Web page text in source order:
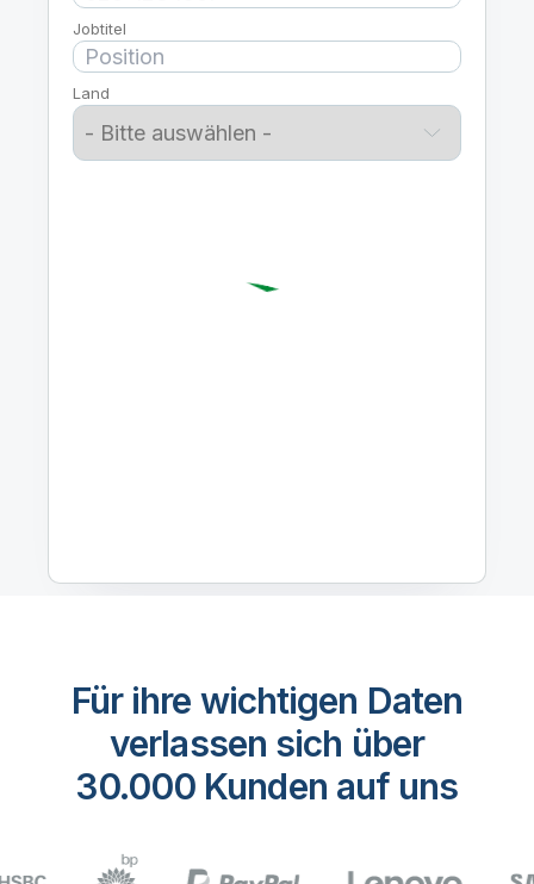
Jobtitel
Land
Für ihre wichtigen Daten
verlassen sich über
30.000 Kunden auf uns